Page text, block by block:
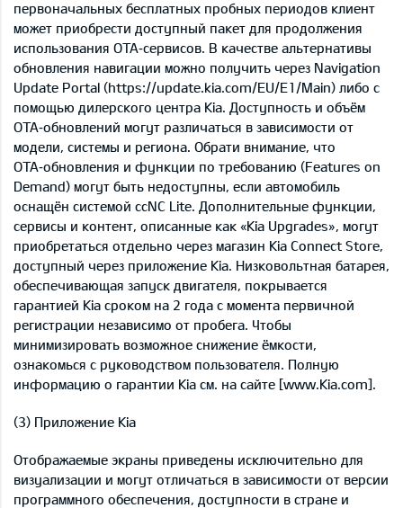
первоначальных бесплатных пробных периодов клиент
может приобрести доступный пакет для продолжения
использования OTA‑сервисов. В качестве альтернативы
обновления навигации можно получить через Navigation
Update Portal (https://update.kia.com/EU/E1/Main) либо с
помощью дилерского центра Kia. Доступность и объём
OTA‑обновлений могут различаться в зависимости от
модели, системы и региона. Обрати внимание, что
OTA‑обновления и функции по требованию (Features on
Demand) могут быть недоступны, если автомобиль
оснащён системой ccNC Lite. Дополнительные функции,
сервисы и контент, описанные как «Kia Upgrades», могут
приобретаться отдельно через магазин Kia Connect Store,
доступный через приложение Kia. Низковольтная батарея,
обеспечивающая запуск двигателя, покрывается
гарантией Kia сроком на 2 года с момента первичной
регистрации независимо от пробега. Чтобы
минимизировать возможное снижение ёмкости,
ознакомься с руководством пользователя. Полную
информацию о гарантии Kia см. на сайте [www.Kia.com].
(3) Приложение Kia
Отображаемые экраны приведены исключительно для
визуализации и могут отличаться в зависимости от версии
программного обеспечения, доступности в стране и